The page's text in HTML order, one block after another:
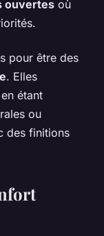
ouvertes où
pour être des
. Elles
étant
ou
des finitions